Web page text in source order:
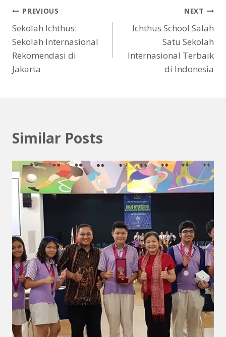
PREVIOUS
Sekolah Ichthus:
Sekolah Internasional
Rekomendasi di
Jakarta
NEXT
Ichthus School Salah
Satu Sekolah
Internasional Terbaik
di Indonesia
Similar Posts